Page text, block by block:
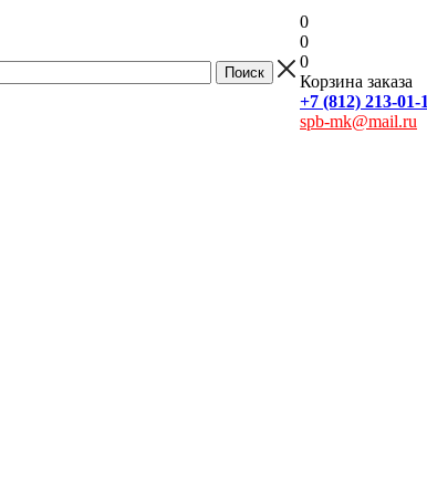
0
0
0
Корзина заказа
+7 (812) 213-01-
spb-mk@mail.ru